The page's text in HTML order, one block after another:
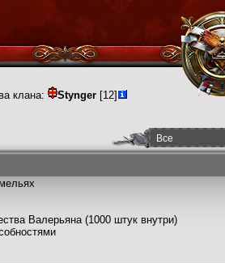
клана: Stynger [12]
Валерьяна (1000 штук внутри)